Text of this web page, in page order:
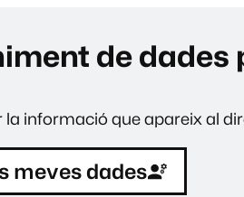
de dades
la informació que apareix al
meves dades